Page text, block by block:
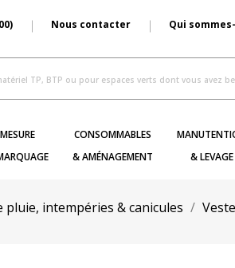
Nous contacter Qui
MESURE
CONSOMMABLES
& AMÉNAGEMENT
& LEVAGE
pluie, intempéries & canicules